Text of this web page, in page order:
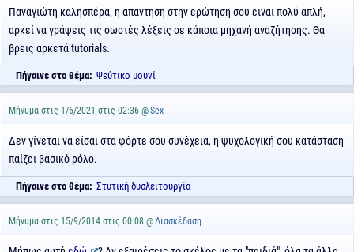
Παναγιώτη καλησπέρα, η απαντηση στην ερώτηση σου ειναι πολύ απλή,
αρκεί να γράψεις τις σωστές λέξεις σε κάποια μηχανή αναζήτησης. Θα
βρεις αρκετά tutorials.
Πήγαινε στο θέμα: Ψεύτικο μουνί
Μήνυμα στις 1/6/2021 στις 02:36 @Sex
Δεν γίνεται να είσαι στα φόρτε σου συνέχεια, η ψυχολογική σου κατάσταση
παίζει βασικό ρόλο.
Πήγαινε στο θέμα: Στυτική δυσλειτουργία
Μήνυμα στις 15/9/2014 στις 00:08 @Διασκέδαση